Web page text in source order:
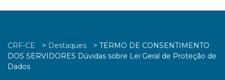
CRF-CE > Destaques > TERMO DE CONSENTIMENTO
DOS SERVIDORES Dúvidas sobre Lei Geral de Proteção de
Dados